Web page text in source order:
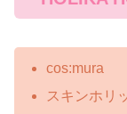
cos:mura
スキンホリ